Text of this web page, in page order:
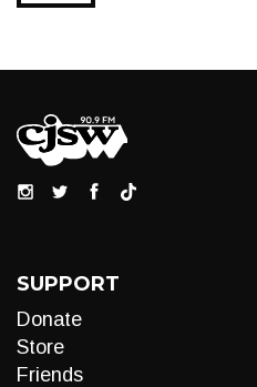
SUPPORT
Donate
Store
Friends